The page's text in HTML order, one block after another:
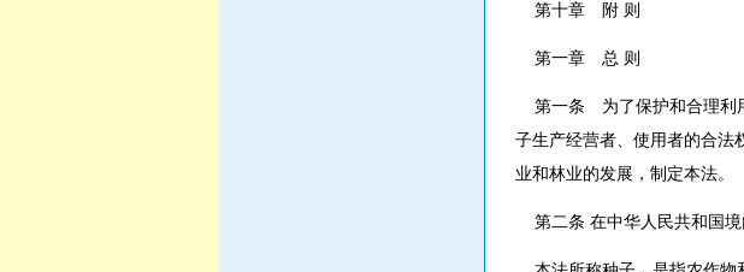
第十章 附 则
第一章 总 则
第一条 为了保护和合理利
子生产经营者、使用者的合法
业和林业的发展，制定本法。
第二条 在中华人民共和国境